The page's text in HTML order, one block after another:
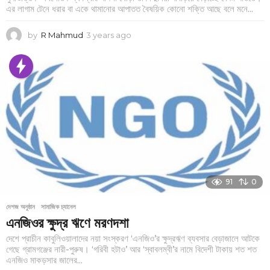
এর লাগাম টেনে ধরার বা একে থামানোর আপাতত বৈষয়িক কোনো শক্তি আছে বলে মনে...
by R Mahmud 3 years ago
a
g
91 0
দেশজ অনুষ্ঠান ,সামাজিক চ্যানেল
এনজিওর ক্ষুদ্র ঋণে মরণদশা
দেশে প্রাচীন কাবুলিওয়ালাদের নয়া সংস্করণ ‘এনজিও’র ক্ষুদ্রঋণ ব্যবসার বেড়াজালে আটকে
গেছে গ্রামগঞ্জের নারী-পুরুষ। ‘গরিবী হটাও’ আর ‘স্বাবলম্বী’র নামে বিদেশী টাকায় শত শত
এনজিও মাকড়সার জালের...